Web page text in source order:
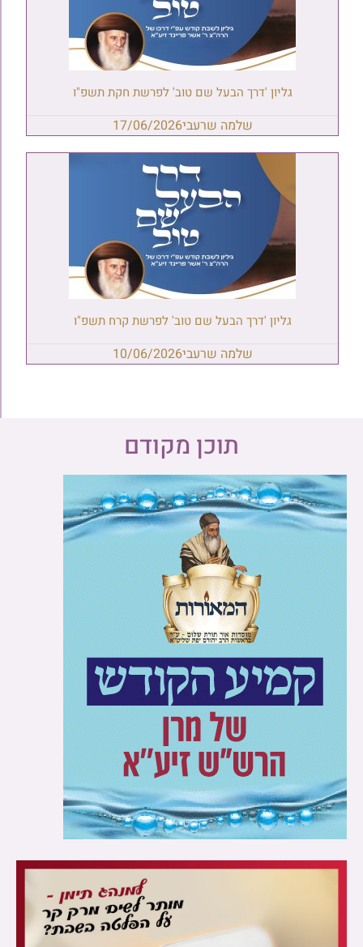
גליון 'דרך הבעל שם טוב' לפרשת חקת תשפ"ו
שלמה שרעבי17/06/2026
גליון 'דרך הבעל שם טוב' לפרשת קרח תשפ"ו
שלמה שרעבי10/06/2026
תוכן מקודם